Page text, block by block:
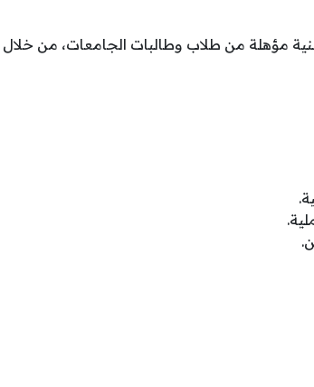
مؤهلة من طلاب وطالبات الجامعات، من